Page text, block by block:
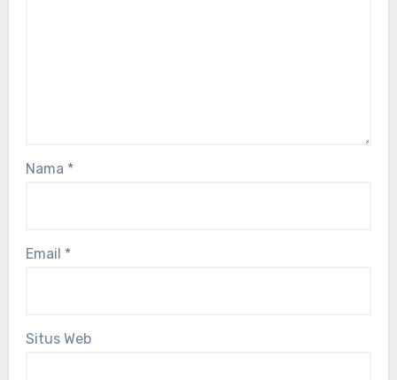
Nama *
Email *
Situs Web